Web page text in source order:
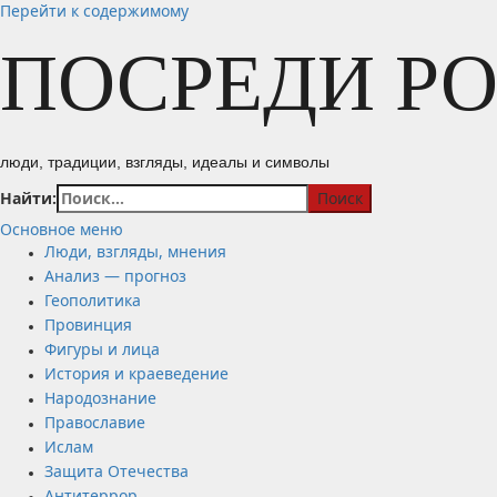
Перейти к содержимому
ПОСРЕДИ
люди, традиции, взгляды, идеалы и символы
Найти:
Основное меню
Люди, взгляды, мнения
Анализ — прогноз
Геополитика
Провинция
Фигуры и лица
История и краеведение
Народознание
Православие
Ислам
Защита Отечества